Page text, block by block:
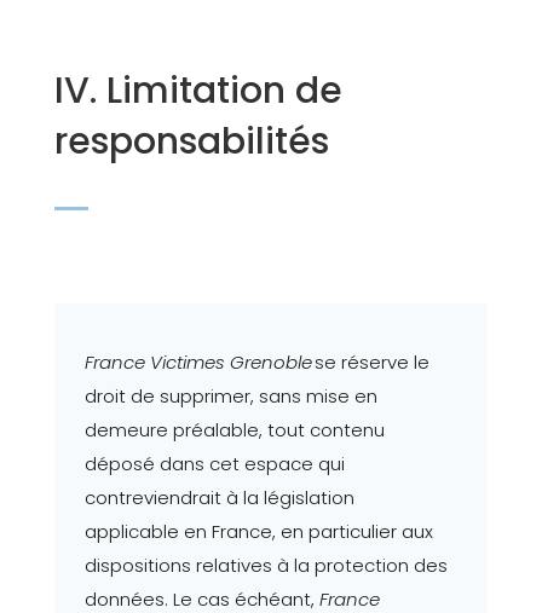
IV. Limitation de
responsabilités
France Victimes Grenoblese réserve le
droit de supprimer, sans mise en
demeure préalable, tout contenu
déposé dans cet espace qui
contreviendrait à la législation
applicable en France, en particulier aux
dispositions relatives à la protection des
données. Le cas échéant, France